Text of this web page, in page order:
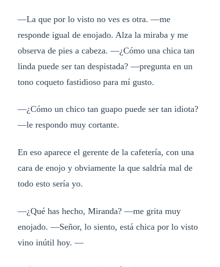
—La que por lo visto no ves es otra. —me
responde igual de enojado. Alza la miraba y me
observa de pies a cabeza. —¿Cómo una chica tan
linda puede ser tan despistada? —pregunta en un
tono coqueto fastidioso para mí gusto.
—¿Cómo un chico tan guapo puede ser tan idiota?
—le respondo muy cortante.
En eso aparece el gerente de la cafetería, con una
cara de enojo y obviamente la que saldría mal de
todo esto sería yo.
—¿Qué has hecho, Miranda? —me grita muy
enojado. —Señor, lo siento, está chica por lo visto
vino inútil hoy. —